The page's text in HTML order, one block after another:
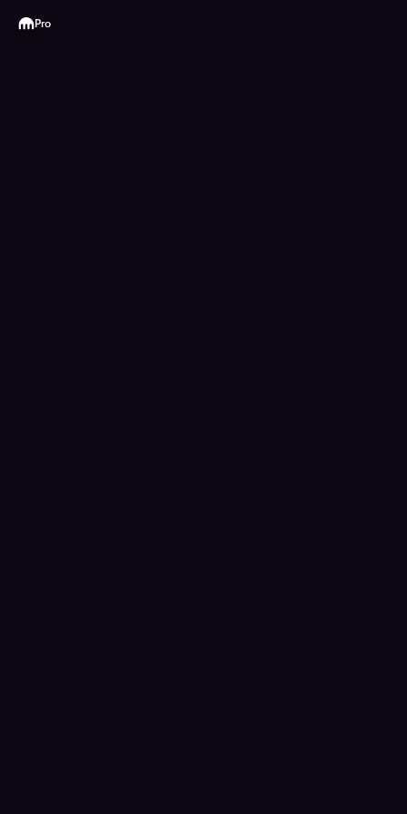
Kraken
Pro